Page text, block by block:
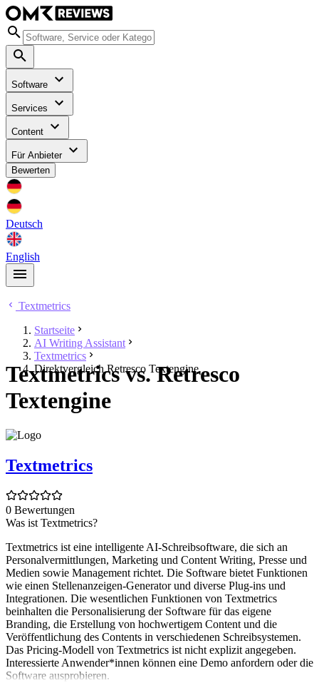
Software
Services
Content
Für Anbieter
Bewerten
Deutsch
English
Textmetrics
Startseite
AI Writing Assistant
Textmetrics
Direktvergleich Retresco Textengine
Textmetrics vs. Retresco
Textengine
Textmetrics
0 Bewertungen
Was ist Textmetrics?
Textmetrics ist eine intelligente AI-Schreibsoftware, die sich an
Personalvermittlungen, Marketing und Content Writing, Presse und
Medien sowie Management richtet. Die Software bietet Funktionen
wie einen Stellenanzeigen-Generator und diverse Plug-ins und
Integrationen. Die wesentlichen Funktionen von Textmetrics
beinhalten die Personalisierung der Software für das eigene
Branding, die Erstellung von hochwertigem Content und die
Veröffentlichung des Contents in verschiedenen Schreibsystemen.
Das Pricing-Modell von Textmetrics ist nicht explizit angegeben.
Interessierte Anwender*innen können eine Demo anfordern oder die
Software ausprobieren.